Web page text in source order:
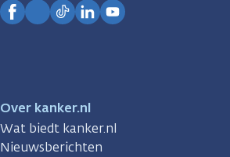
Over kanker.nl
Wat biedt kanker.nl
Nieuwsberichten